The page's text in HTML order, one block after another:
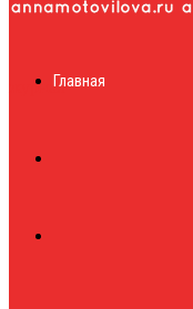
журналГлавная